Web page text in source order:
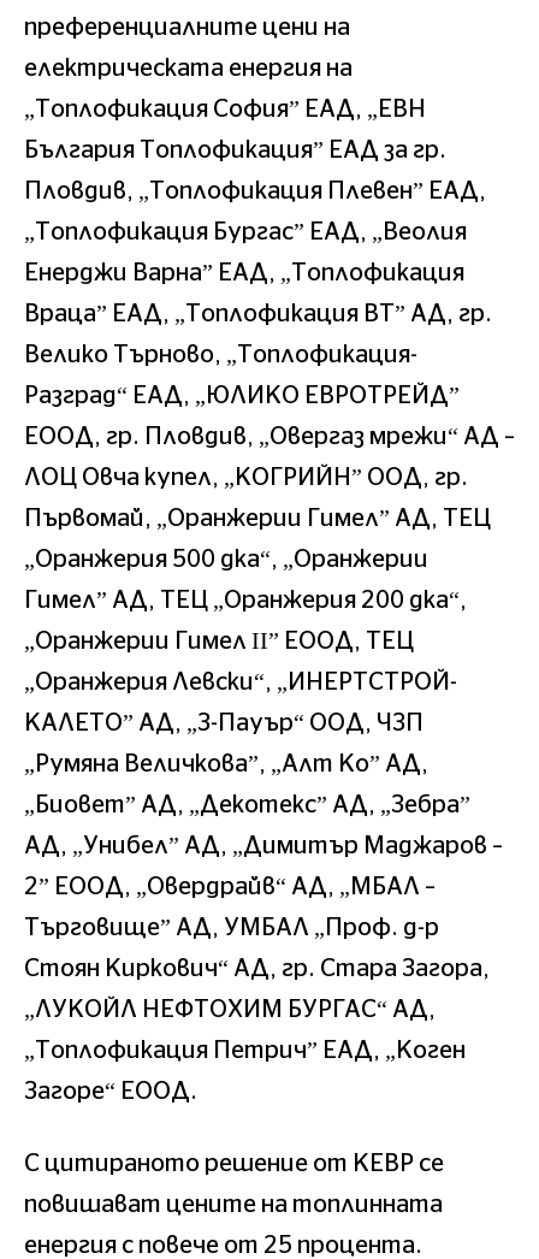
преференциалните цени на
електрическата енергия на
„Топлофикация София” ЕАД, „ЕВН
България Топлофикация” ЕАД за гр.
Пловдив, „Топлофикация Плевен” ЕАД,
„Топлофикация Бургас” ЕАД, „Веолия
Енерджи Варна” ЕАД, „Топлофикация
Враца” ЕАД, „Топлофикация ВТ” АД, гр.
Велико Търново, „Топлофикация-
Разград“ ЕАД, „ЮЛИКО ЕВРОТРЕЙД”
ЕООД, гр. Пловдив, „Овергаз мрежи“ АД –
ЛОЦ Овча купел, „КОГРИЙН” ООД, гр.
Първомай, „Оранжерии Гимел” АД, ТЕЦ
„Оранжерия 500 дка“, „Оранжерии
Гимел” АД, ТЕЦ „Оранжерия 200 дка“,
„Оранжерии Гимел ІІ” ЕООД, ТЕЦ
„Оранжерия Левски“, „ИНЕРТСТРОЙ-
КАЛЕТО” АД, „З-Пауър“ ООД, ЧЗП
„Румяна Величкова”, „Алт Ко” АД,
„Биовет” АД, „Декотекс” АД, „Зебра”
АД, „Унибел” АД, „Димитър Маджаров –
2” ЕООД, „Овердрайв“ АД, „МБАЛ –
Търговище” АД, УМБАЛ „Проф. д-р
Стоян Киркович“ АД, гр. Стара Загора,
„ЛУКОЙЛ НЕФТОХИМ БУРГАС“ АД,
„Топлофикация Петрич” ЕАД, „Коген
Загоре“ ЕООД.
С цитираното решение от КЕВР се
повишават цените на топлинната
енергия с повече от 25 процента.